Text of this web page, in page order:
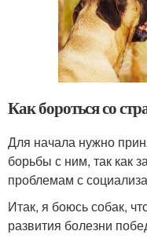
Как бороться со
Для начала нужно
борьбы с ним, так как
проблемам с
Итак, я боюсь собак,
развития болезни